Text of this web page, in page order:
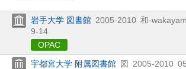
岩手大学 図書館 2005-2010 和-
9-14
OPAC
宇都宮大学 附属図書館 図 2005-2010